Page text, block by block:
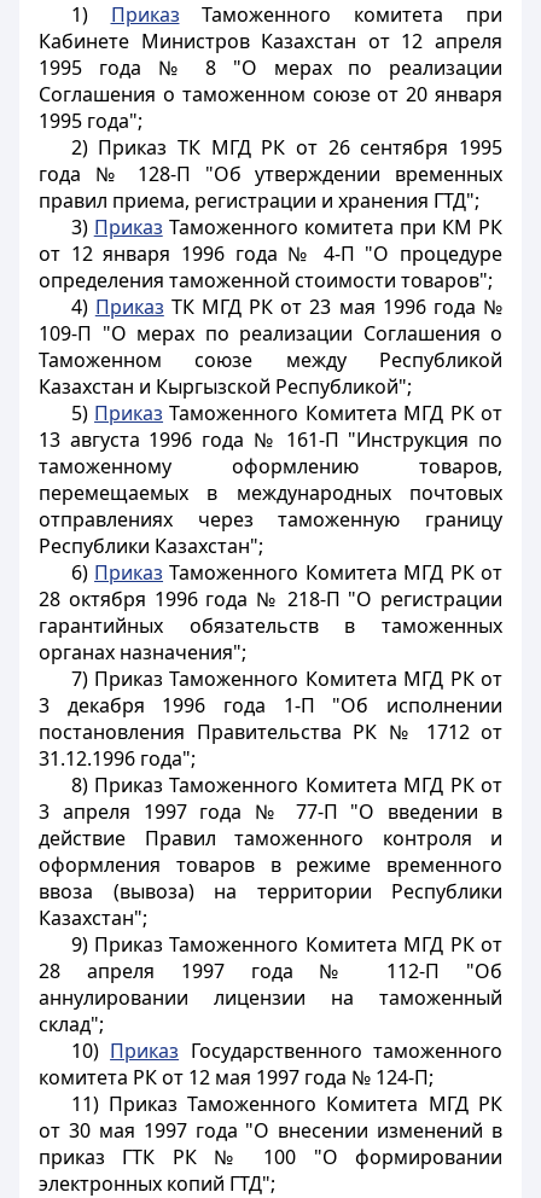
1) Приказ Таможенного комитета при
Кабинете Министров Казахстан от 12 апреля
1995 года № 8 "О мерах по реализации
Соглашения о таможенном союзе от 20 января
1995 года";
2) Приказ ТК МГД РК от 26 сентября 1995
года № 128-П "Об утверждении временных
правил приема, регистрации и хранения ГТД";
3) Приказ Таможенного комитета при КM РК
от 12 января 1996 года № 4-П "О процедуре
определения таможенной стоимости товаров";
4) Приказ ТК МГД РК от 23 мая 1996 года №
109-П "О мерах по реализации Соглашения о
Таможенном союзе между Республикой
Казахстан и Кыргызской Республикой";
5) Приказ Таможенного Комитета МГД РК от
13 августа 1996 года № 161-П "Инструкция по
таможенному оформлению товаров,
перемещаемых в международных почтовых
отправлениях через таможенную границу
Республики Казахстан";
6) Приказ Таможенного Комитета МГД РК от
28 октября 1996 года № 218-П "О регистрации
гарантийных обязательств в таможенных
органах назначения";
7) Приказ Таможенного Комитета МГД РК от
3 декабря 1996 года 1-П "Об исполнении
постановления Правительства РК № 1712 от
31.12.1996 года";
8) Приказ Таможенного Комитета МГД РК от
3 апреля 1997 года № 77-П "О введении в
действие Правил таможенного контроля и
оформления товаров в режиме временного
ввоза (вывоза) на территории Республики
Казахстан";
9) Приказ Таможенного Комитета МГД РК от
28 апреля 1997 года № 112-П "Об
аннулировании лицензии на таможенный
склад";
10) Приказ Государственного таможенного
комитета РК от 12 мая 1997 года № 124-П;
11) Приказ Таможенного Комитета МГД РК
от 30 мая 1997 года "О внесении изменений в
приказ ГТК РК № 100 "О формировании
электронных копий ГТД";